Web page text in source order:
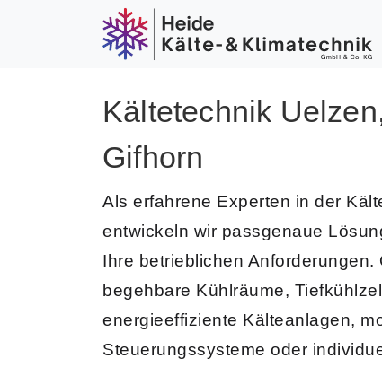
Kältetechnik
Gifhorn
Als erfahrene Experten in der
entwickeln wir passgenaue
Ihre betrieblichen Anforderungen.
begehbare Kühlräume,
energieeffiziente Kälteanlagen,
Steuerungssysteme oder